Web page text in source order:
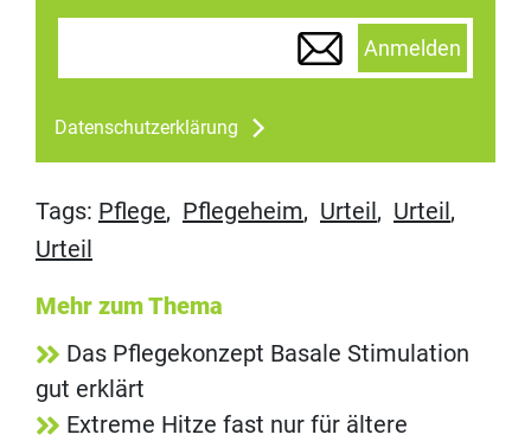
Anmelden
Datenschutzerklärung
Tags: Pflege, Pflegeheim, Urteil , Urteil ,
Urteil
Mehr zum Thema
Das Pflegekonzept Basale Stimulation
gut erklärt
Extreme Hitze fast nur für ältere